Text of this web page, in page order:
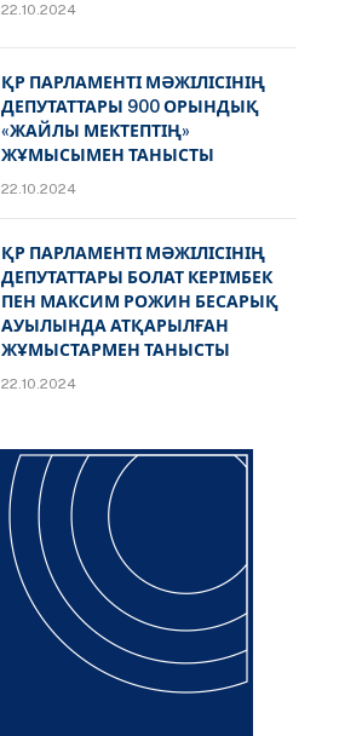
22.10.2024
ҚР ПАРЛАМЕНТІ МӘЖІЛІСІНІҢ
ДЕПУТАТТАРЫ 900 ОРЫНДЫҚ
«ЖАЙЛЫ МЕКТЕПТІҢ»
ЖҰМЫСЫМЕН ТАНЫСТЫ
22.10.2024
ҚР ПАРЛАМЕНТІ МӘЖІЛІСІНІҢ
ДЕПУТАТТАРЫ БОЛАТ КЕРІМБЕК
ПЕН МАКСИМ РОЖИН БЕСАРЫҚ
АУЫЛЫНДА АТҚАРЫЛҒАН
ЖҰМЫСТАРМЕН ТАНЫСТЫ
22.10.2024